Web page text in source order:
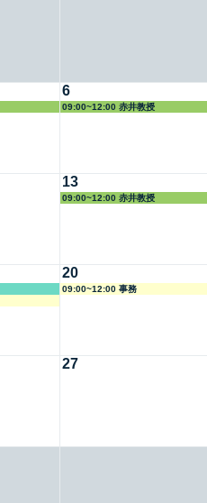
6
09:00~12:00 赤井教授
13
09:00~12:00 赤井教授
20
09:00~12:00 事務
27